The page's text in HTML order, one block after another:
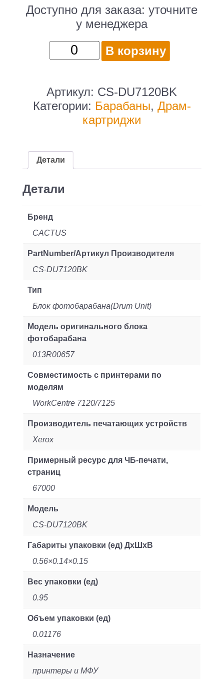
Доступно для заказа:уточните
у менеджера
Количество
товара
фотобарабана
Cactus
CS-
DU7120BK
ч/
б:67000стр.
для
7120/7125
Xerox
В корзину
Артикул: CS-DU7120BK
Категории: Барабаны, Драм-
картриджи
Детали
Детали
Бренд
CACTUS
PartNumber/Артикул Производителя
CS-DU7120BK
Тип
Блок фотобарабана(Drum Unit)
Модель оригинального блока
фотобарабана
013R00657
Совместимость с принтерами по
моделям
WorkCentre 7120/7125
Производитель печатающих устройств
Xerox
Примерный ресурс для ЧБ-печати,
страниц
67000
Модель
CS-DU7120BK
Габариты упаковки (ед) ДхШхВ
0.56×0.14×0.15
Вес упаковки (ед)
0.95
Объем упаковки (ед)
0.01176
Назначение
принтеры и МФУ